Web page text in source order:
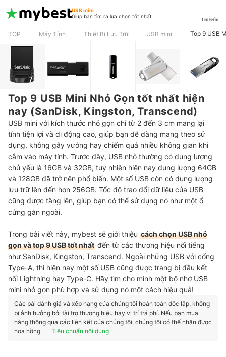
USB mini
Giúp bạn tìm ra lựa chọn tốt nhất
Tìm kiếm
TOP Máy Tính Thiết Bị Lưu Trữ USB mini Top 9 USB
Top 9 USB Mini Nhỏ Gọn tốt nhất hiện
nay (SanDisk, Kingston, Transcend)
USB mini với kích thước nhỏ gọn chỉ từ 2 đến 3 cm mang lại
tính tiện lợi và di động cao, giúp bạn dễ dàng mang theo sử
dụng, không gây vướng hay chiếm quá nhiều không gian khi
cắm vào máy tính. Trước đây, USB nhỏ thường có dung lượng
chủ yếu là 16GB và 32GB, tuy nhiên hiện nay dung lượng 64GB
và 128GB đã trở nên phổ biến. Một số USB còn có dung lượng
lưu trữ lên đến hơn 256GB. Tốc độ trao đổi dữ liệu của USB
cũng được tăng lên, giúp bạn có thể sử dụng nó như một ổ
cứng gắn ngoài.
Trong bài viết này, mybest sẽ giới thiệu cách chọn USB nhỏ
gọn và top 9 USB tốt nhất đến từ các thương hiệu nổi tiếng
như SanDisk, Kingston, Transcend. Ngoài những USB với cổng
Type-A, thì hiện nay một số USB cũng được trang bị đầu kết
nối Lightning hay Type-C. Hãy tìm cho mình một bộ nhớ USB
mini nhỏ gọn phù hợp và sử dụng nó một cách hiệu quả!
Các bài đánh giá và xếp hạng của chúng tôi hoàn toàn độc lập, không
bị ảnh hưởng bởi tài trợ thương hiệu hay vị trí trả phí. Nếu bạn mua
hàng thông qua các liên kết của chúng tôi, chúng tôi có thể nhận được
hoa hồng.
Tiêu chuẩn nội dung